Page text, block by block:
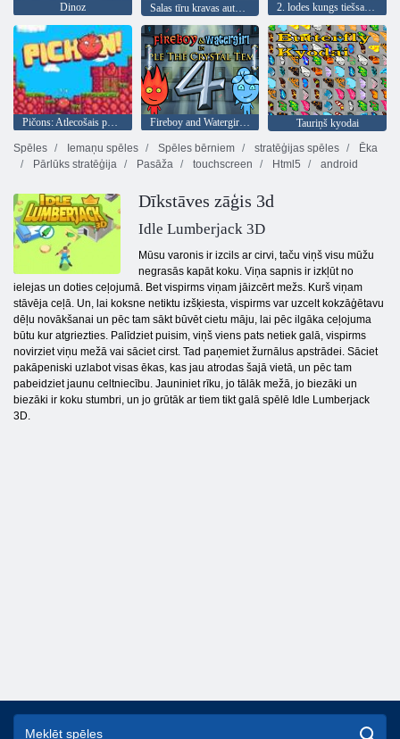
Dinoz Salas tīru kravas automašīnu atkritumu sim 2. lodes kungs tiešsaistē
Pičons: Atlecošais putns Fireboy and Watergirl 4: Kristāla templis
Tauriņš kyodai
Spēles
Iemaņu spēles Spēles bērniem stratēģijas spēles
Ēka
Pārlūks stratēģija
Pasāža touchscreen Html5 android
Dīkstāves zāģis 3d
Idle Lumberjack 3D
Mūsu varonis ir izcils ar cirvi, taču viņš visu mūžu
negrasās kapāt koku. Viņa sapnis ir izkļūt no
ielejas un doties ceļojumā. Bet vispirms viņam jāizcērt mežs. Kurš viņam
stāvēja ceļā. Un, lai koksne netiktu izšķiesta, vispirms var uzcelt kokzāģētavu
dēļu novākšanai un pēc tam sākt būvēt cietu māju, lai pēc ilgāka ceļojuma
būtu kur atgriezties. Palīdziet puisim, viņš viens pats netiek galā, vispirms
novirziet viņu mežā vai sāciet cirst. Tad paņemiet žurnālus apstrādei. Sāciet
pakāpeniski uzlabot visas ēkas, kas jau atrodas šajā vietā, un pēc tam
pabeidziet jaunu celtniecību. Jauniniet rīku, jo tālāk mežā, jo biezāki un
biezāki ir koku stumbri, un jo grūtāk ar tiem tikt galā spēlē Idle Lumberjack
3D.